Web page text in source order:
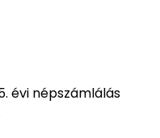
évi népszámlálás